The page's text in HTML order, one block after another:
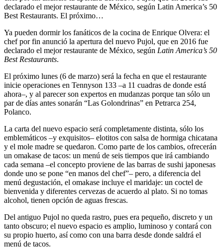
declarado el mejor restaurante de México, según Latin America’s 50
Best Restaurants. El próximo…
Ya pueden dormir los fanáticos de la cocina de Enrique Olvera: el
chef por fin anunció la apertura del nuevo Pujol, que en 2016 fue
declarado el mejor restaurante de México, según Latin America’s 50
Best Restaurants.
El próximo lunes (6 de marzo) será la fecha en que el restaurante
inicie operaciones en Tennyson 133 –a 11 cuadras de donde está
ahora–, y al parecer son expertos en mudanzas porque tan sólo un
par de días antes sonarán “Las Golondrinas” en Petrarca 254,
Polanco.
La carta del nuevo espacio será completamente distinta, sólo los
emblemáticos –y exquisitos– elotitos con salsa de hormiga chicatana
y el mole madre se quedaron. Como parte de los cambios, ofrecerán
un omakase de tacos: un menú de seis tiempos que irá cambiando
cada semana –el concepto proviene de las barras de sushi japonesas
donde uno se pone “en manos del chef”– pero, a diferencia del
menú degustación, el omakase incluye el maridaje: un coctel de
bienvenida y diferentes cervezas de acuerdo al plato. Si no tomas
alcohol, tienen opción de aguas frescas.
Del antiguo Pujol no queda rastro, pues era pequeño, discreto y un
tanto obscuro; el nuevo espacio es amplio, luminoso y contará con
su propio huerto, así como con una barra desde donde saldrá el
menú de tacos.